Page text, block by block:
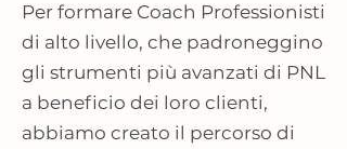
Per formare Coach Professionisti
di alto livello, che padroneggino
gli strumenti più avanzati di PNL
a beneficio dei loro clienti,
abbiamo creato il percorso di